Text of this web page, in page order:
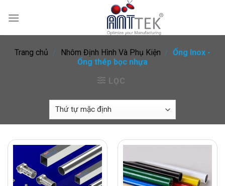
Trang chủ / Nhôm Định Hình Và Phụ Kiện / Ống Inox -
Ống thép bọc nhựa
LỌC